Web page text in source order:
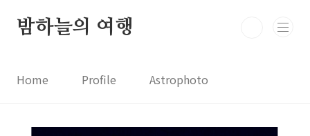
밤하늘의 여행
Home Profile Astrophoto
Astro News Comet News Astro Video